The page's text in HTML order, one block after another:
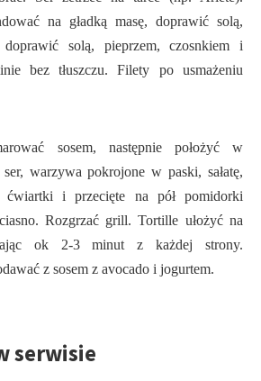
na gładką masę, doprawić solą,
doprawić solą, pieprzem, czosnkiem i
bez tłuszczu. Filety po usmażeniu
sosem, następnie położyć w
warzywa pokrojone w paski, sałatę,
ćwiartki i przecięte na pół pomidorki
Rozgrzać grill. Tortille ułożyć na
ok 2-3 minut z każdej strony.
z sosem z avocado i jogurtem.
serwisie